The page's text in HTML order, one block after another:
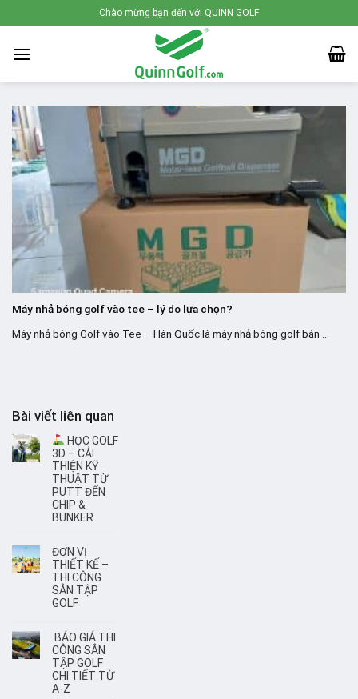
to
content
Chào mừng bạn đến với QUINN GOLF
Máy nhả bóng golf vào tee – lý do lựa chọn?
Máy nhả bóng Golf vào Tee – Hàn Quốc là máy nhả bóng golf bán ...
Bài viết liên quan
HỌC GOLF
3D – CẢI
THIỆN KỸ
THUẬT TỪ
PUTT ĐẾN
CHIP &
BUNKER
ĐƠN VỊ
THIẾT KẾ –
THI CÔNG
SÂN TẬP
GOLF
BÁO GIÁ THI
CÔNG SÂN
TẬP GOLF
CHI TIẾT TỪ
A-Z